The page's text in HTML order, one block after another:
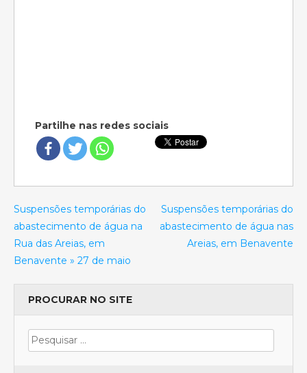
Partilhe nas redes sociais
Suspensões temporárias do
abastecimento de água na
Rua das Areias, em
Benavente » 27 de maio
Suspensões temporárias do
abastecimento de água nas
Areias, em Benavente
PROCURAR NO SITE